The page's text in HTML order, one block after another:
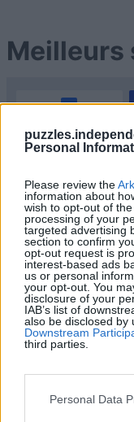
Personal
Please review the
information about
wish to opt-out of
processing of your
targeted advertising
section to confirm
opt-out request is
interest-based ads
us or personal
your opt-out. You
disclosure of your
IAB’s list of
also be disclosed by
Downstream
third parties.
Personal Data
Meilleurs
1
2
3
4